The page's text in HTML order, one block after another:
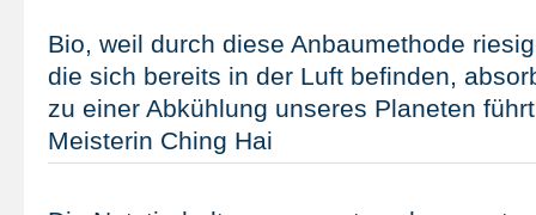
Bio, weil durch diese Anbaumethode
die sich bereits in der Luft befinden,
zu einer Abkühlung unseres Planeten
Meisterin Ching Hai